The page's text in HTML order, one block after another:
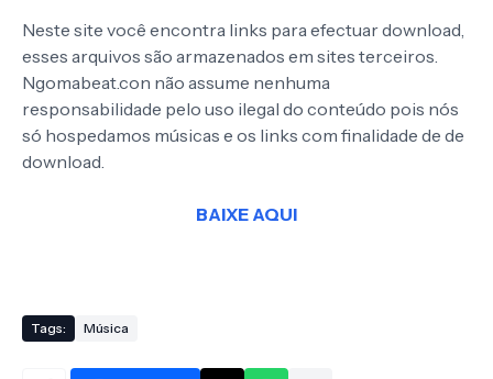
Neste site você encontra links para efectuar download,
esses arquivos são armazenados em sites terceiros.
Ngomabeat.con não assume nenhuma
responsabilidade pelo uso ilegal do conteúdo pois nós
só hospedamos músicas e os links com finalidade de de
download.
BAIXE AQUI
Tags: Música